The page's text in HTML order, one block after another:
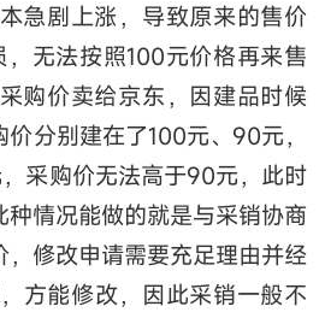
急剧上涨，导致原来的售价
无法按照100元价格再来售
购价卖给京东，因建品时候
分别建在了100元、90元，
采购价无法高于90元，此时
种情况能做的就是与采销协商
，修改申请需要充足理由并经
方能修改，因此采销一般不